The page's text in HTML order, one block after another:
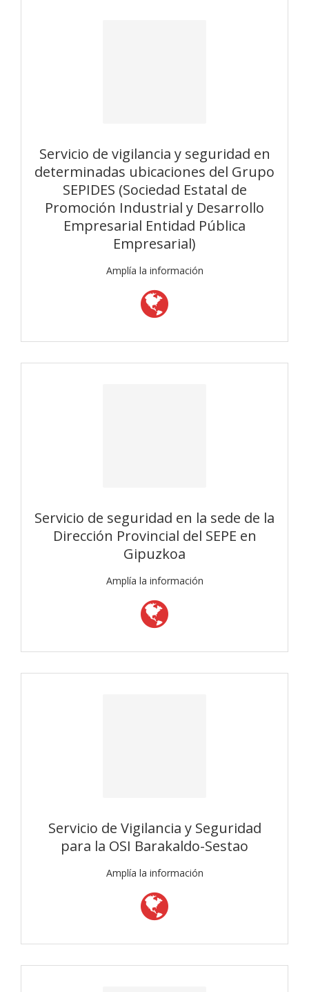
Servicio de vigilancia y seguridad en
determinadas ubicaciones del Grupo
SEPIDES (Sociedad Estatal de
Promoción Industrial y Desarrollo
Empresarial Entidad Pública
Empresarial)
Amplía la información
Servicio de seguridad en la sede de la
Dirección Provincial del SEPE en
Gipuzkoa
Amplía la información
Servicio de Vigilancia y Seguridad
para la OSI Barakaldo-Sestao
Amplía la información